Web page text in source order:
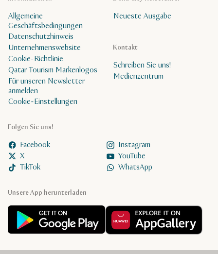
Unsere App herunterladen
Neueste Ausgabe
Folgen Sie uns!
Facebook
Instagram
X
YouTube
TikTok
WhatsApp
Kontakt
Schreiben Sie uns!
Medienzentrum
Allgemeine
Geschäftsbedingungen
Datenschutzhinweis
Unternehmenswebsite
Cookie-Richtlinie
Qatar Tourism Markenlogos
Für unseren Newsletter
anmelden
Cookie-Einstellungen